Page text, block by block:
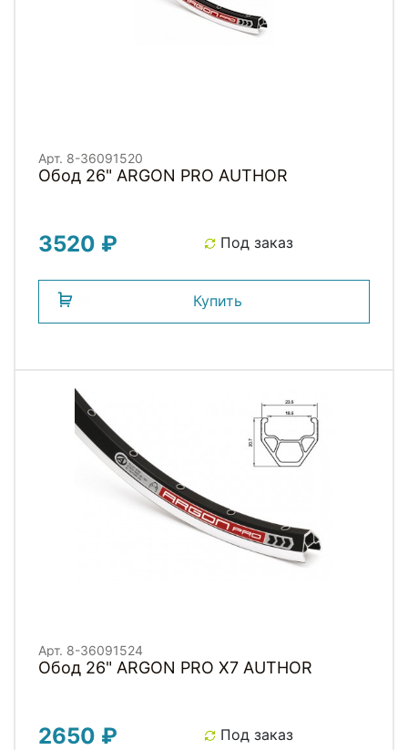
Арт. 8-36091520
Обод 26" ARGON PRO AUTHOR
3520 ₽ Под заказ
Купить
Арт. 8-36091524
Обод 26" ARGON PRO X7 AUTHOR
2650 ₽ Под заказ